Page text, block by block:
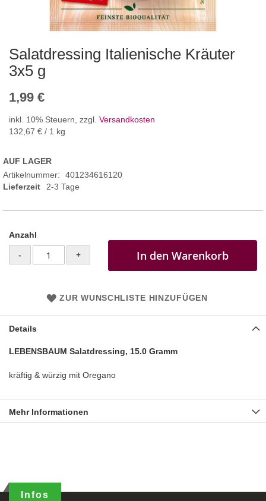
Salatdressing Italienische Kräuter
3x5 g
1,99 €
inkl. 10% Steuern, zzgl. Versandkosten
132,67 € / 1 kg
AUF LAGER
Artikelnummer
401234616120
Lieferzeit
2-3 Tage
Anzahl
- + In den Warenkorb
ZUR WUNSCHLISTE HINZUFÜGEN
Details
LEBENSBAUM Salatdressing, 15.0 Gramm
kräftig & würzig mit Oregano
Mehr Informationen
Infos